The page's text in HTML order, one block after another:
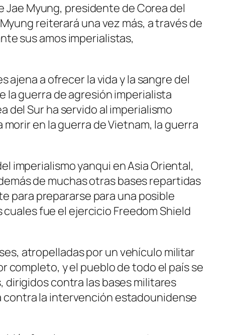
Jae Myung, presidente de Corea del
reiterará una vez más, a través de
sus amos imperialistas,
ajena a ofrecer la vida y la sangre del
la guerra de agresión imperialista
del Sur ha servido al imperialismo
en la guerra de Vietnam, la guerra
imperialismo yanqui en Asia Oriental,
de muchas otras bases repartidas
para prepararse para una posible
fue el ejercicio Freedom Shield
atropelladas por un vehículo militar
completo, y el pueblo de todo el país se
contra las bases militares
contra la intervención estadounidense